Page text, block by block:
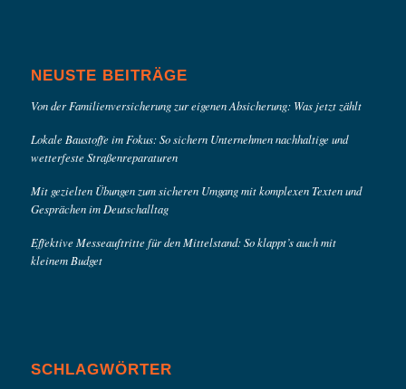
NEUSTE BEITRÄGE
Von der Familienversicherung zur eigenen Absicherung: Was jetzt zählt
Lokale Baustoffe im Fokus: So sichern Unternehmen nachhaltige und
wetterfeste Straßenreparaturen
Mit gezielten Übungen zum sicheren Umgang mit komplexen Texten und
Gesprächen im Deutschalltag
Effektive Messeauftritte für den Mittelstand: So klappt’s auch mit
kleinem Budget
SCHLAGWÖRTER